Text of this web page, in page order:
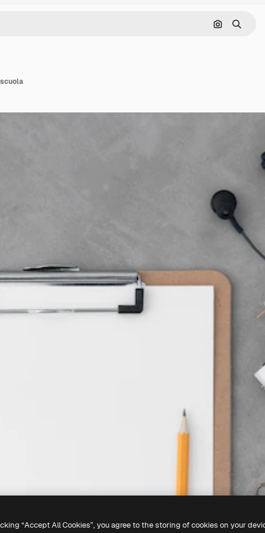
Cerca per
Ricerca
“Accept All Cookies”, you agree to the storing of cookies on your